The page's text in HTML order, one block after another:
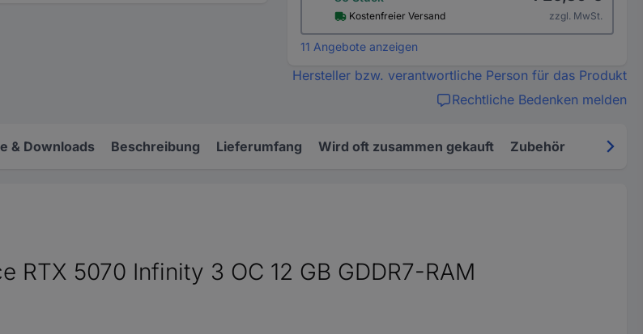
Kostenfreier Versand zzgl. MwSt.
11 Angebote anzeigen
Hersteller bzw. verantwortliche Person für das Produkt
Rechtliche Bedenken melden
& Downloads Beschreibung Lieferumfang Wird oft zusammen gekauft Zubehör
RTX 5070 Infinity 3 OC 12 GB GDDR7-RAM